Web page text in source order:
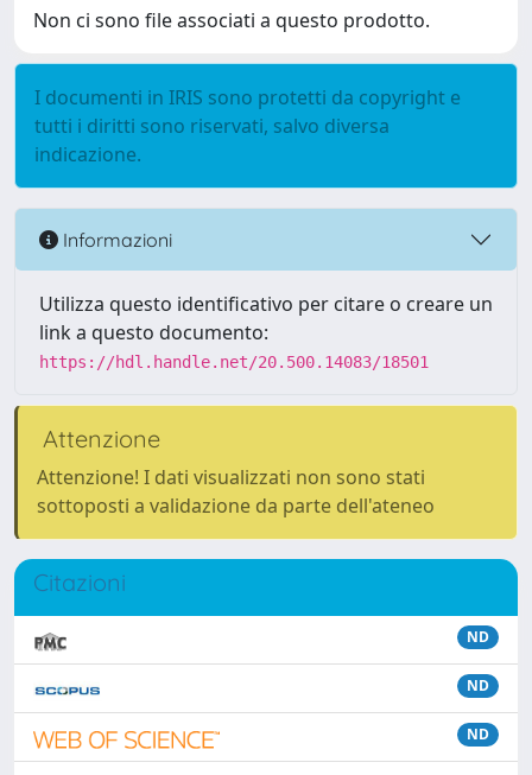
Non ci sono file associati a questo prodotto.
I documenti in IRIS sono protetti da copyright e
tutti i diritti sono riservati, salvo diversa
indicazione.
Informazioni
Utilizza questo identificativo per citare o creare un
link a questo documento:
https://hdl.handle.net/20.500.14083/18501
Attenzione
Attenzione! I dati visualizzati non sono stati
sottoposti a validazione da parte dell'ateneo
Citazioni
ND
ND
ND